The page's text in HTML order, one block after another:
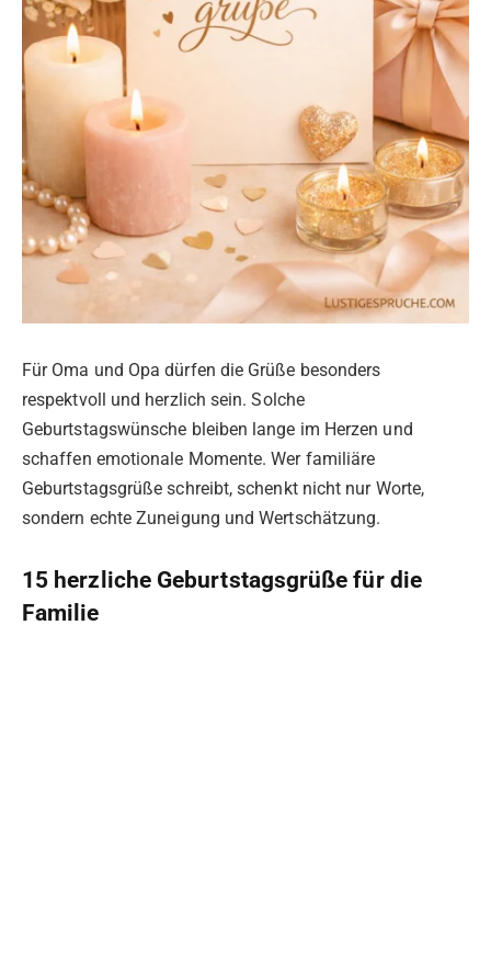
Für Oma und Opa dürfen die Grüße besonders
respektvoll und herzlich sein. Solche
Geburtstagswünsche bleiben lange im Herzen und
schaffen emotionale Momente. Wer familiäre
Geburtstagsgrüße schreibt, schenkt nicht nur Worte,
sondern echte Zuneigung und Wertschätzung.
15 herzliche Geburtstagsgrüße für die
Familie